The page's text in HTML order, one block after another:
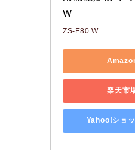
W
ZS-E80 W
楽天市
Yahoo!ショ